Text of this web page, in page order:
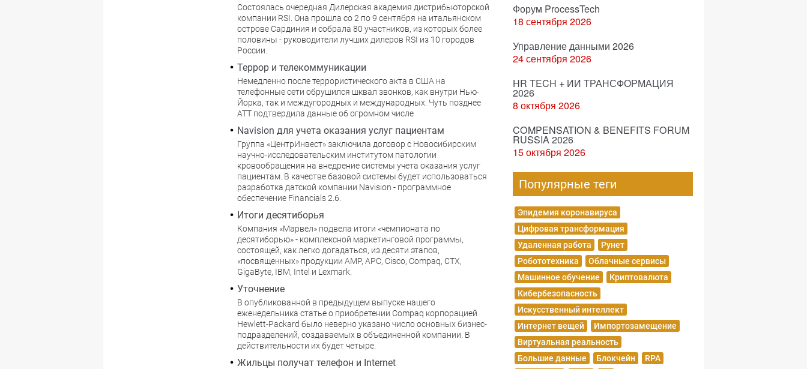
Состоялась очередная Дилерская академия дистрибьюторской
компании RSI. Она прошла со 2 по 9 сентября на итальянском
острове Сардиния и собрала 80 участников, из которых более
половины - руководители лучших дилеров RSI из 10 городов
России.
Террор и телекоммуникации
Немедленно после террористического акта в США на
телефонные сети обрушился шквал звонков, как внутри Нью-
Йорка, так и междугородных и международных. Чуть позднее
ATT подтвердила данные об огромном числе
Navision для учета оказания услуг пациентам
Группа «ЦентрИнвест» заключила договор с Новосибирским
научно-исследовательским институтом патологии
кровообращения на внедрение системы учета оказания услуг
пациентам. В качестве базовой системы будет использоваться
разработка датской компании Navision - программное
обеспечение Financials 2.6.
Итоги десятиборья
Компания «Марвел» подвела итоги «чемпионата по
десятиборью» - комплексной маркетинговой программы,
состоящей, как легко догадаться, из десяти этапов,
«посвященных» продукции AMP, APC, Cisco, Compaq, CTX,
GigaByte, IBM, Intel и Lexmark.
Уточнение
В опубликованной в предыдущем выпуске нашего
еженедельника статье о приобретении Compaq корпорацией
Hewlett-Packard было неверно указано число основных бизнес-
подразделений, создаваемых в объединенной компании. В
действительности их будет четыре.
Жильцы получат телефон и Internet
Форум ProcessTech
18 сентября 2026
Управление данными 2026
24 сентября 2026
HR TECH + ИИ ТРАНСФОРМАЦИЯ
2026
8 октября 2026
COMPENSATION & BENEFITS FORUM
RUSSIA 2026
15 октября 2026
Популярные теги
Эпидемия коронавируса
Цифровая трансформация
Удаленная работа
Рунет
Робототехника
Облачные сервисы
Машинное обучение
Криптовалюта
Кибербезопасность
Искусственный интеллект
Интернет вещей
Импортозамещение
Виртуальная реальность
Большие данные
Блокчейн
RPA